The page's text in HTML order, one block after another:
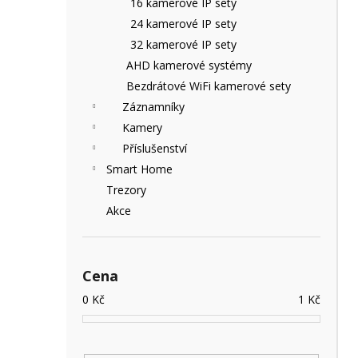
24 kamerové IP sety
32 kamerové IP sety
AHD kamerové systémy
Bezdrátové WiFi kamerové sety
Záznamníky
Kamery
Příslušenství
Smart Home
Trezory
Akce
Cena
0 Kč 1 Kč